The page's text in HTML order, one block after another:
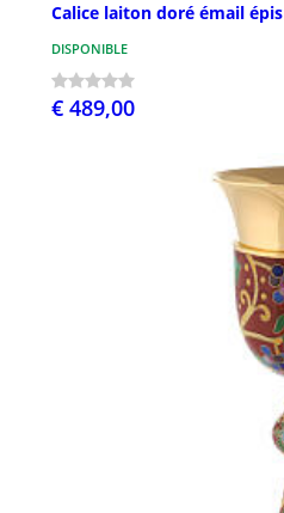
Calice laiton doré émail épis
DISPONIBLE
€ 489,00